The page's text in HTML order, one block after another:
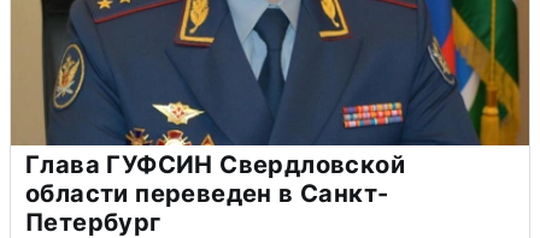
Глава ГУФСИН Свердловской
области переведен в Санкт-
Петербург